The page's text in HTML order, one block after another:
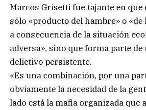
Marcos Grisetti fue tajante en que
sólo «producto del hambre» o «de
a consecuencia de la situación
adversa», sino que forma parte
delictivo persistente.
«Es una combinación, por una
obviamente la necesidad de la
lado está la mafia organizada que